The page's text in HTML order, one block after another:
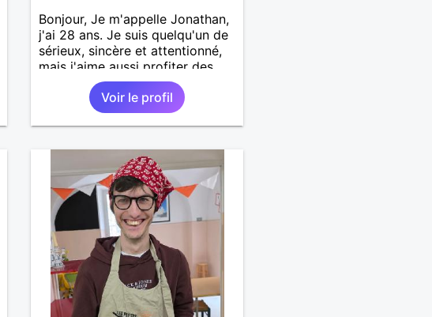
Bonjour, Je m'appelle Jonathan,
j'ai 28 ans. Je suis quelqu'un de
sérieux, sincère et attentionné,
mais j'aime aussi profiter des
bons moments de la vie avec
humour et simplicité. J'apprécie
les voyages, les découvertes,
les jeux vidéo et les moments
recherche d'une personne
authentique avec qui partager
de belles expériences,
construire une relation sérieuse
basée sur la confiance, le
respect et la complicité. Si tu
apprécies les conversations
sincères, les fous rires et les
personnes qui savent ce qu'elles
veulent, n'hésite pas à venir
Voir le profil